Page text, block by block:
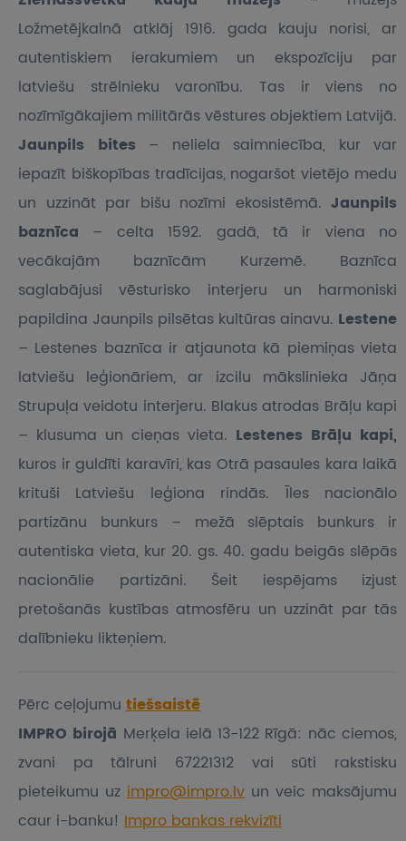
Ložmetējkalnā atklāj 1916. gada kauju norisi, ar
autentiskiem ierakumiem un ekspozīciju par
latviešu strēlnieku varonību. Tas ir viens no
nozīmīgākajiem militārās vēstures objektiem Latvijā.
Jaunpils bites – neliela saimniecība, kur var
iepazīt biškopības tradīcijas, nogaršot vietējo medu
un uzzināt par bišu nozīmi ekosistēmā. Jaunpils
baznīca – celta 1592. gadā, tā ir viena no
vecākajām baznīcām Kurzemē. Baznīca
saglabājusi vēsturisko interjeru un harmoniski
papildina Jaunpils pilsētas kultūras ainavu. Lestene
– Lestenes baznīca ir atjaunota kā piemiņas vieta
latviešu leģionāriem, ar izcilu mākslinieka Jāņa
Strupuļa veidotu interjeru. Blakus atrodas Brāļu kapi
– klusuma un cieņas vieta. Lestenes Brāļu kapi,
kuros ir guldīti karavīri, kas Otrā pasaules kara laikā
krituši Latviešu leģiona rindās. Īles nacionālo
partizānu bunkurs – mežā slēptais bunkurs ir
autentiska vieta, kur 20. gs. 40. gadu beigās slēpās
nacionālie partizāni. Šeit iespējams izjust
pretošanās kustības atmosfēru un uzzināt par tās
dalībnieku likteņiem.
Pērc ceļojumu tiešsaistē
IMPRO birojā Merķela ielā 13-122 Rīgā: nāc ciemos,
zvani pa tālruni 67221312 vai sūti rakstisku
pieteikumu uz impro@impro.lv un veic maksājumu
caur i-banku! Impro bankas rekvizīti